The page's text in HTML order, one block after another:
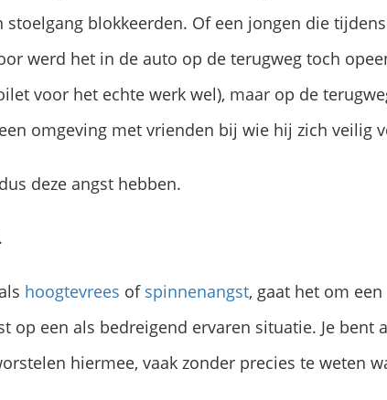
stoelgang blokkeerden. Of een jongen die
werd het in de auto op de terugweg toch
voor het echte werk wel), maar op de
omgeving met vrienden bij wie hij zich veilig
deze angst hebben.
hoogtevrees of spinnenangst, gaat het om
op een als bedreigend ervaren situatie. Je bent
hiermee, vaak zonder precies te weten